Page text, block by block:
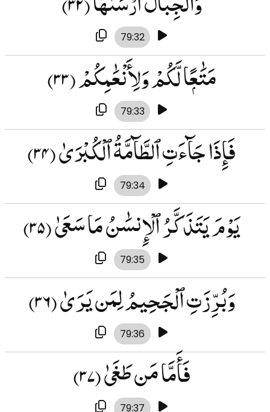
79:32
مَتَٰعًۭا لَّكُمْ وَلِأَنْعَٰمِكُمْ(۳۳)
79:33
فَإِذَا جَآءَتِ ٱلطَّآمَّةُ ٱلْكُبْرَىٰ(۳۴)
79:34
يَوْمَ يَتَذَكَّرُ ٱلْإِنسَٰنُ مَا سَعَىٰ(۳۵)
79:35
وَبُرِّزَتِ ٱلْجَحِيمُ لِمَن يَرَىٰ(۳۶)
79:36
فَأَمَّا مَن طَغَىٰ(۳۷)
79:37